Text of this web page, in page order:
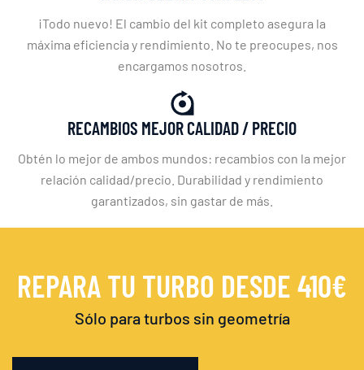
¡Todo nuevo! El cambio del kit completo asegura la
máxima eficiencia y rendimiento. No te preocupes, nos
encargamos nosotros.
RECAMBIOS MEJOR CALIDAD / PRECIO
Obtén lo mejor de ambos mundos: recambios con la mejor
relación calidad/precio. Durabilidad y rendimiento
garantizados, sin gastar de más.
REPARA TU TURBO DESDE 410€
Sólo para turbos sin geometría